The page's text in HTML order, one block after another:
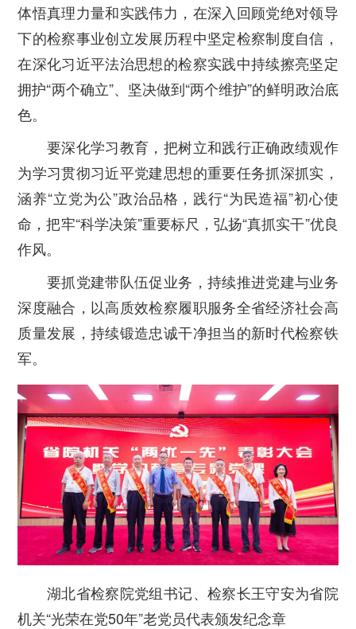
体悟真理力量和实践伟力，在深入回顾党绝对领导
下的检察事业创立发展历程中坚定检察制度自信，
在深化习近平法治思想的检察实践中持续擦亮坚定
拥护“两个确立”、坚决做到“两个维护”的鲜明政治底
色。
要深化学习教育， 把树立和践行正确政绩观作
为学习贯彻习近平党建思想的重要任务抓深抓实，
涵养“立党为公”政治品格，践行“为民造福”初心使
命，把牢“科学决策”重要标尺，弘扬“真抓实干”优良
作风。
要抓党建带队伍促业务， 持续推进党建与业务
深度融合，以高质效检察履职服务全省经济社会高
质量发展，持续锻造忠诚干净担当的新时代检察铁
军。
湖北省检察院党组书记、检察长王守安为省院
机关“光荣在党50年”老党员代表颁发纪念章